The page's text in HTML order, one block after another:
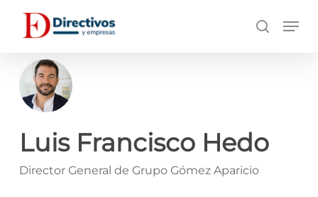
principal
búsqueda
Luis Francisco Hedo
Director General de Grupo Gómez Aparicio